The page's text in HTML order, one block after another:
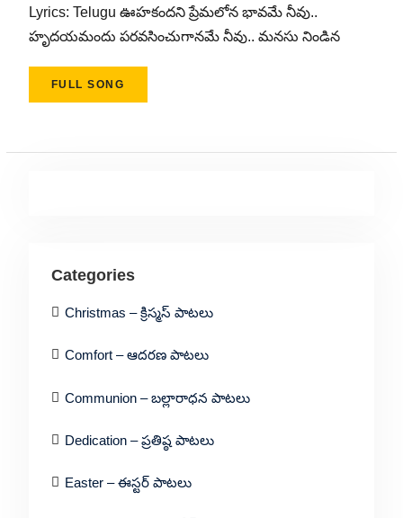
Lyrics: Telugu ఊహకందని ప్రేమలోన భావమే నీవు..
హృదయమందు పరవసించుగానమే నీవు.. మనసు నిండిన
FULL SONG
Categories
Christmas – క్రిస్మస్ పాటలు
Comfort – ఆదరణ పాటలు
Communion – బల్లారాధన పాటలు
Dedication – ప్రతిష్ఠ పాటలు
Easter – ఈస్టర్ పాటలు